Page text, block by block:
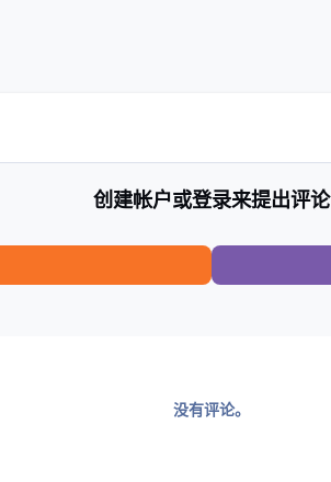
创建帐户或登录来提出评论
没有评论。